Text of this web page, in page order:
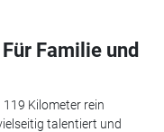
Familie und
Kilometer rein
talentiert und